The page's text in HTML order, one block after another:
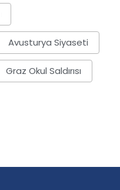
Avusturya Siyaseti
Graz Okul Saldırısı